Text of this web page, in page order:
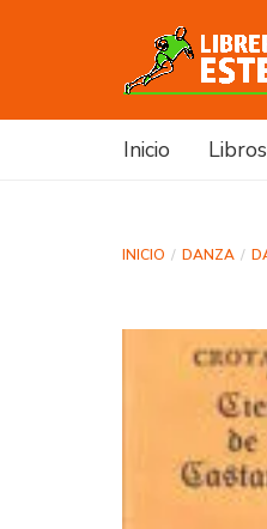
Inicio Libros
INICIO DANZA